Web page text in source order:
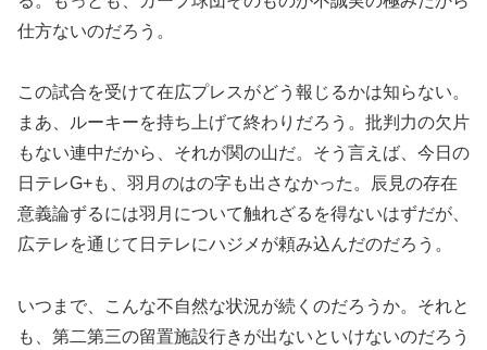
仕方ないのだろう。
この試合を受けて在広プレスがどう報じるかは知らない。
まあ、ルーキーを持ち上げて終わりだろう。批判力の欠片
もない連中だから、それが関の山だ。そう言えば、今日の
日テレG+も、羽月のはの字も出さなかった。辰見の存在
意義論ずるには羽月について触れざるを得ないはずだが、
広テレを通じて日テレにハジメが頼み込んだのだろう。
いつまで、こんな不自然な状況が続くのだろうか。それと
も、第二第三の留置施設行きが出ないといけないのだろう